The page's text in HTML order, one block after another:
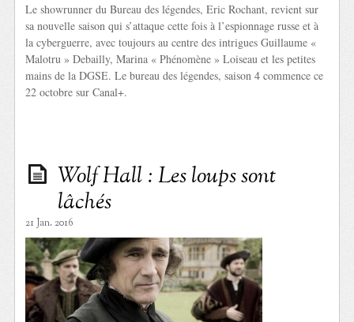
Le showrunner du Bureau des légendes, Eric Rochant, revient sur
sa nouvelle saison qui s’attaque cette fois à l’espionnage russe et à
la cyberguerre, avec toujours au centre des intrigues Guillaume «
Malotru » Debailly, Marina « Phénomène » Loiseau et les petites
mains de la DGSE. Le bureau des légendes, saison 4 commence ce
22 octobre sur Canal+.
Wolf Hall : Les loups sont
lâchés
21 Jan. 2016